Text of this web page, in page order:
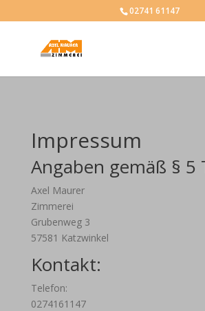
02741 61147
Impressum
Angaben gemäß § 5
Axel Maurer
Zimmerei
Grubenweg 3
57581 Katzwinkel
Kontakt:
Telefon:
0274161147